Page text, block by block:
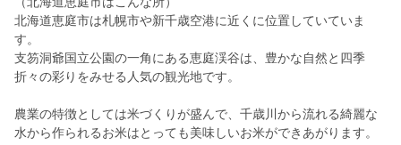
北海道恵庭市は札幌市や新千歳空港に近くに位置していていま
す。
支笏洞爺国立公園の一角にある恵庭渓谷は、豊かな自然と四季
折々の彩りをみせる人気の観光地です。
農業の特徴としては米づくりが盛んで、千歳川から流れる綺麗な
水から作られるお米はとっても美味しいお米ができあがります。